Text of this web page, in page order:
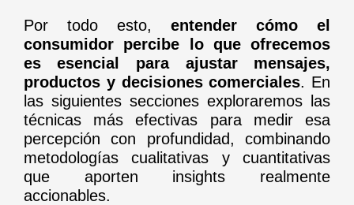
Por todo esto,entender cómo el
consumidor percibe lo que ofrecemos
es esencial para ajustar mensajes,
productos y decisiones comerciales. En
las siguientes secciones exploraremos las
técnicas más efectivas para medir esa
percepción con profundidad, combinando
metodologías cualitativas y cuantitativas
que aporten insights realmente
accionables.